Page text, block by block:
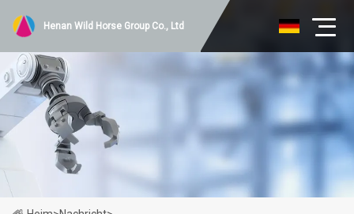
Henan Wild Horse Group Co., Ltd